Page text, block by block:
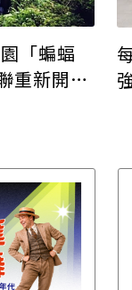
「蝙蝠
重新開